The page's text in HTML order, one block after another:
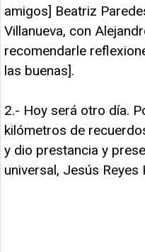
amigos] Beatriz
Villanueva, con
recomendarle
las buenas].
2.- Hoy será otro día.
kilómetros de
y dio prestancia y
universal, Jesús Reyes